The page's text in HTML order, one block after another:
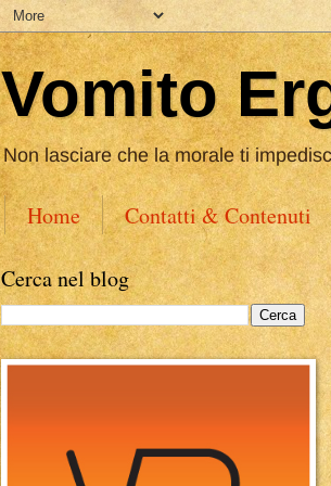
Vomito
Non lasciare che la morale ti
Home Contatti & Contenuti
Cerca nel blog